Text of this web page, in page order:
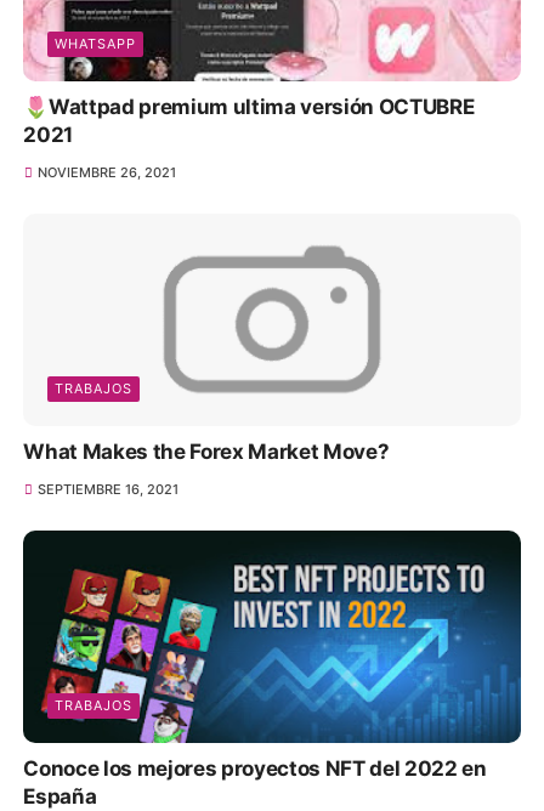
WHATSAPP
🌷Wattpad premium ultima versión OCTUBRE
2021
NOVIEMBRE 26, 2021
TRABAJOS
What Makes the Forex Market Move?
SEPTIEMBRE 16, 2021
TRABAJOS
Conoce los mejores proyectos NFT del 2022 en
España